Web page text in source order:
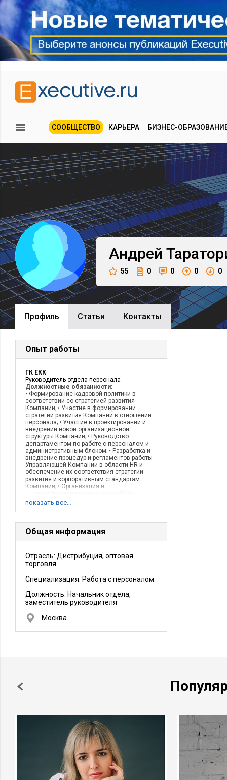
СООБЩЕСТВО КАРЬЕРА БИЗНЕС-
Андрей
55 0 0 0 0
Профиль Cтатьи Контакты
Опыт работы
ГК ЕКК
Руководитель отдела персонала
Должностные обязанности:
• Формирование кадровой политики в
соответствии со стратегией развития
Компании; • Участие в формировании
стратегии развития Компании в отношении
персонала; • Участие в проектировании и
внедрении новой организационной
структуры Компании; • Руководство
департаментом по работе с персоналом и
административным блоком; • Разработка и
внедрение процедур и регламентов работы
Управляющей Компании в области HR и
обеспечение их соответствия стратегии
развития и корпоративным стандартам
Компании; • Организация и
персонала; • Разработка системы адаптации
системы KPI; • Оценка персонала; •
Восстановление кадрового
делопроизводства, разработка кадровых
документов; • Построение системы
(консультирование ТОП-менеджмента
Компании по всем вопросам, связанным с
конфликтных ситуаций); • Организация
ведение социальных программ (ДМС,
компенсация мобильных) • Решение
широкого спектра организационных
вопросов; • Внедрение автоматизированных
систем.
показать все…
Общая информация
Отрасль: Дистрибуция, оптовая
торговля
Специализация: Работа с персоналом
Должность: Начальник отдела,
заместитель руководителя
Москва